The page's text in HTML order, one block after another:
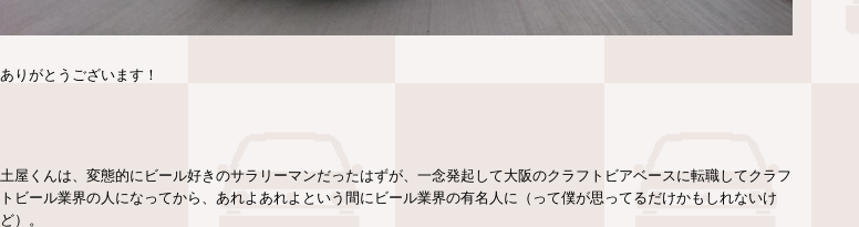
ありがとうございます！
土屋くんは、変態的にビール好きのサラリーマンだったはずが、一念発起して大阪のクラフトビアベースに転職してクラフ
トビール業界の人になってから、あれよあれよという間にビール業界の有名人に（って僕が思ってるだけかもしれないけ
ど）。